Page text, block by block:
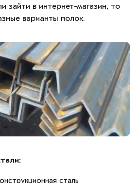
зайти в интернет-магазин, то
варианты полок.
сталь